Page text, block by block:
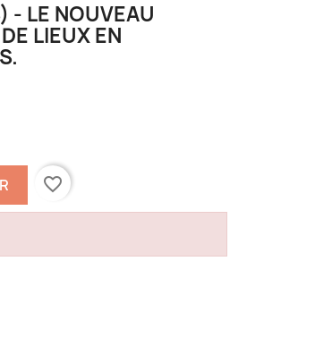
- LE NOUVEAU
LIEUX EN
favorite_border